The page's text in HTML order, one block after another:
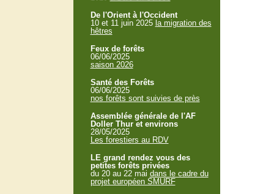
De l'Orient à l'Occident
10 et 11 juin 2025 la migration des
hêtres
Feux de forêts
06/06/2025
saison 2026
Santé des Forêts
06/06/2025
nos forêts sont suivies de près
Assemblée générale de l'AF
Doller Thur et environs
28/05/2025
Les forestiers au RDV
LE grand rendez vous des
petites forêts privées
du 20 au 22 mai dans le cadre du
projet européen SMURF